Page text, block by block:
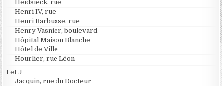
Heidsieck, rue
Henri IV, rue
Henri Barbusse, rue
Henry Vasnier, boulevard
Hôpital Maison Blanche
Hôtel de Ville
Hourlier, rue Léon
I et J
Jacquin, rue du Docteur